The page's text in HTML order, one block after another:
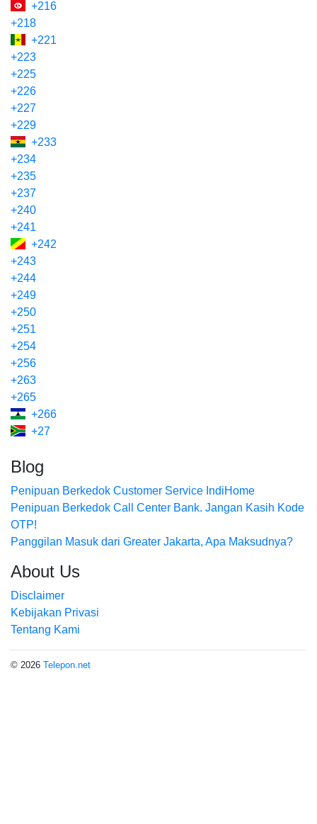
+216
+218
+221
+223
+225
+226
+227
+229
+233
+234
+235
+237
+240
+241
+242
+243
+244
+249
+250
+251
+254
+256
+263
+265
+266
+27
Blog
Penipuan Berkedok Customer Service IndiHome
Penipuan Berkedok Call Center Bank. Jangan Kasih Kode
OTP!
Panggilan Masuk dari Greater Jakarta, Apa Maksudnya?
About Us
Disclaimer
Kebijakan Privasi
Tentang Kami
© 2026 Telepon.net